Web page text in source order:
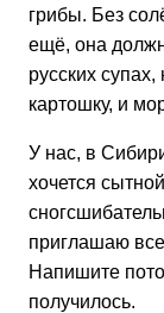
грибы. Без
ещё, она
русских
картошку, и
У нас, в
хочется
приглашаю
Напишите
получилось.